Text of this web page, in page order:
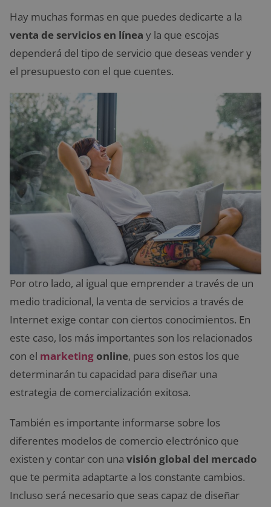
Hay muchas formas en que puedes dedicarte a la
venta de servicios en línea y la que escojas
dependerá del tipo de servicio que deseas vender y
el presupuesto con el que cuentes.
Por otro lado, al igual que emprender a través de un
medio tradicional, la venta de servicios a través de
Internet exige contar con ciertos conocimientos. En
este caso, los más importantes son los relacionados
con el marketing online, pues son estos los que
determinarán tu capacidad para diseñar una
estrategia de comercialización exitosa.
También es importante informarse sobre los
diferentes modelos de comercio electrónico que
existen y contar con una visión global del mercado
que te permita adaptarte a los constante cambios.
Incluso será necesario que seas capaz de diseñar